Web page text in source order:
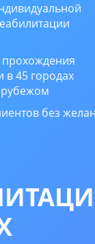
в 45 городах
без